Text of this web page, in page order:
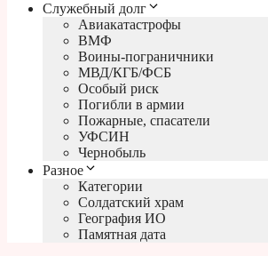
Служебный долг
Авиакатастрофы
ВМФ
Воины-пограничники
МВД/КГБ/ФСБ
Особый риск
Погибли в армии
Пожарные, спасатели
УФСИН
Чернобыль
Разное
Категории
Солдатский храм
География ИО
Памятная дата